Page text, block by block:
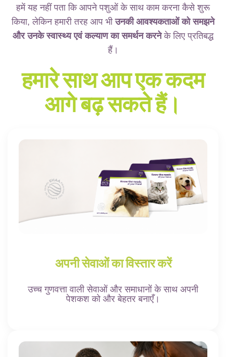
हमें यह नहीं पता कि आपने पशुओं के साथ काम करना कैसे शुरू
किया, लेकिन हमारी तरह आप भीउनकी आवश्यकताओं को समझने
और उनके स्वास्थ्य एवं कल्याण का समर्थन करनेके लिए प्रतिबद्ध
हैं।
हमारे साथ आप एक कदम
आगे बढ़ सकते हैं।
अपनी सेवाओं का विस्तार करें
उच्च गुणवत्ता वाली सेवाओं और समाधानों के साथ अपनी
पेशकश को और बेहतर बनाएँ।